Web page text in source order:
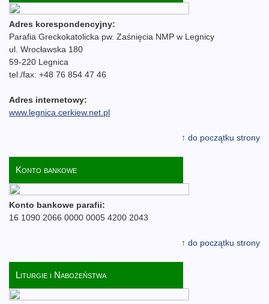
Adres korespondencyjny:
Parafia Greckokatolicka pw. Zaśnięcia NMP w Legnicy
ul. Wrocławska 180
59-220 Legnica
tel./fax: +48 76 854 47 46
Adres internetowy:
www.legnica.cerkiew.net.pl
↑ do początku strony
Konto bankowe
Konto bankowe parafii:
16 1090 2066 0000 0005 4200 2043
↑ do początku strony
Liturgie i Nabożeństwa